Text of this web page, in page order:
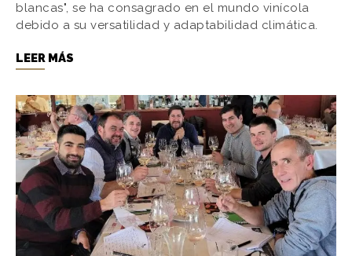
blancas", se ha consagrado en el mundo vinícola
debido a su versatilidad y adaptabilidad climática.
LEER MÁS